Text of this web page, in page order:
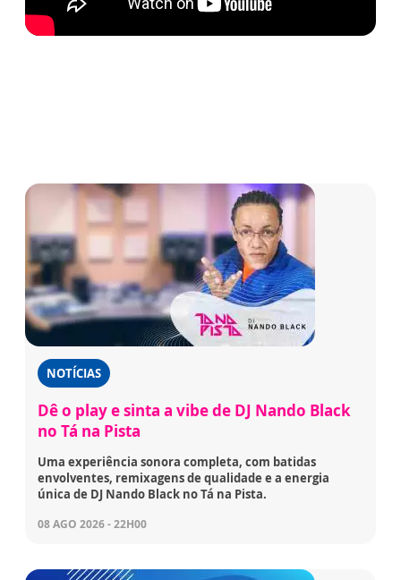
NOTÍCIAS
Dê o play e sinta a vibe de DJ Nando Black
no Tá na Pista
Uma experiência sonora completa, com batidas
envolventes, remixagens de qualidade e a energia
única de DJ Nando Black no Tá na Pista.
08 AGO 2026 - 22H00